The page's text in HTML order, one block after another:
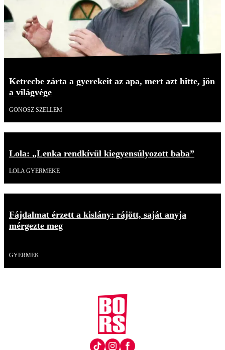
Ketrecbe zárta a gyerekeit az apa, mert azt hitte, jön
a világvége
GONOSZ SZELLEM
Lola: „Lenka rendkívül kiegyensúlyozott baba”
LOLA GYERMEKE
Fájdalmat érzett a kislány: rájött, saját anyja
mérgezte meg
GYERMEK